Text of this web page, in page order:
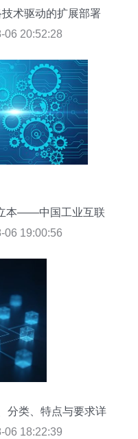
术驱动的扩展部署
06 20:52:28
本——中国工业互联
程
06 19:00:56
分类、特点与要求详
06 18:22:39